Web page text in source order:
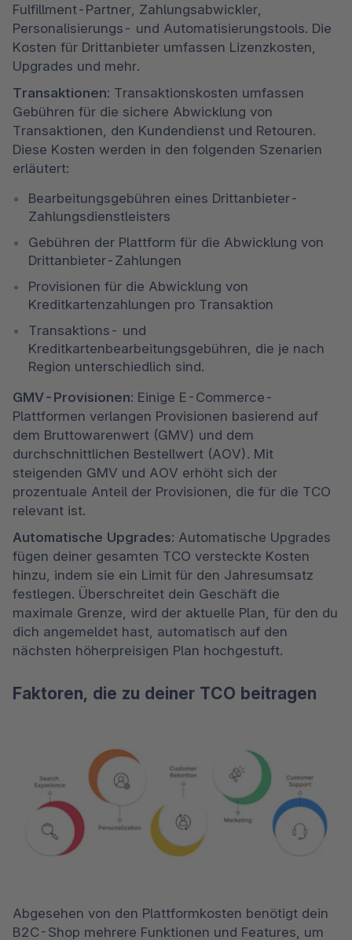
Fulfillment-Partner, Zahlungsabwickler,
Personalisierungs- und Automatisierungstools. Die
Kosten für Drittanbieter umfassen Lizenzkosten,
Upgrades und mehr.
Transaktionen: Transaktionskosten umfassen
Gebühren für die sichere Abwicklung von
Transaktionen, den Kundendienst und Retouren.
Diese Kosten werden in den folgenden Szenarien
erläutert:
Bearbeitungsgebühren eines Drittanbieter-
Zahlungsdienstleisters
Gebühren der Plattform für die Abwicklung von
Drittanbieter-Zahlungen
Provisionen für die Abwicklung von
Kreditkartenzahlungen pro Transaktion
Transaktions- und
Kreditkartenbearbeitungsgebühren, die je nach
Region unterschiedlich sind.
GMV-Provisionen: Einige E-Commerce-
Plattformen verlangen Provisionen basierend auf
dem Bruttowarenwert (GMV) und dem
durchschnittlichen Bestellwert (AOV). Mit
steigenden GMV und AOV erhöht sich der
prozentuale Anteil der Provisionen, die für die TCO
relevant ist.
Automatische Upgrades: Automatische Upgrades
fügen deiner gesamten TCO versteckte Kosten
hinzu, indem sie ein Limit für den Jahresumsatz
festlegen. Überschreitet dein Geschäft die
maximale Grenze, wird der aktuelle Plan, für den du
dich angemeldet hast, automatisch auf den
nächsten höherpreisigen Plan hochgestuft.
Faktoren, die zu deiner TCO beitragen
Abgesehen von den Plattformkosten benötigt dein
B2C-Shop mehrere Funktionen und Features, um